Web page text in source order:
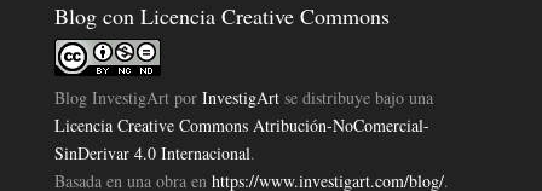
Blog con Licencia Creative Commons
Blog InvestigArtpor InvestigArtse distribuye bajo una
Licencia Creative Commons Atribución-NoComercial-
SinDerivar 4.0 Internacional.
Basada en una obra en https://www.investigart.com/blog/.